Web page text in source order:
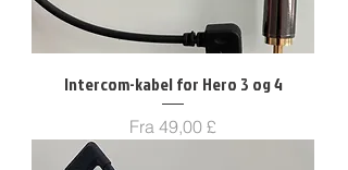
Intercom-kabel for Hero 3 og 4
Fra 49,00 £
Salgspris